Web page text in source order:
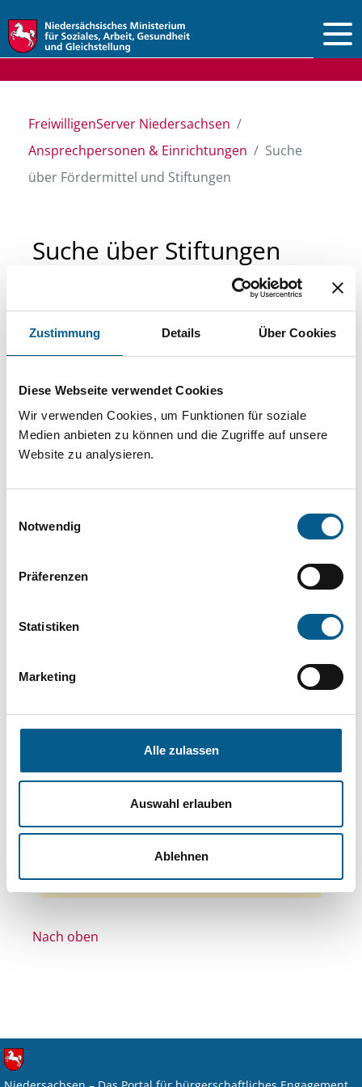
Zustimmung Details Über Cookies
Diese Webseite verwendet Cookies
Wir verwenden Cookies, um Funktionen für soziale
Medien anbieten zu können und die Zugriffe auf unsere
Website zu analysieren.
Notwendig
Präferenzen
Statistiken
Marketing
Alle zulassen
Auswahl erlauben
Ablehnen
FreiwilligenServer Niedersachsen
Ansprechpersonen & Einrichtungen
Suche
über Fördermittel und Stiftungen
Suche über Stiftungen
Sie suchen finanzielle Unterstützung für ein
direkt über unsere Fördermitteldatenbank und
Stiftungsdatenbank recherchieren. Bei der
Suche bitte die Groß- und Kleinschreibung
Bitte Suchbegriff eingeben. Ergebnisse
Kategorien verfeinert werden.
Suchen
Aktive Filter:
Bereiche: Stiftungen
Themen: Wohltätige Zwecke
Themen: Denkmalschutz
Themen: Integration
Themen: Kinder, Jugendliche & Familie
Alle Filter entfernen
Nach oben